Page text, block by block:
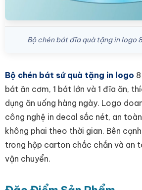
Bộ chén bát đĩa quà tặng in logo
Bộ chén bát sứ quà tặng in logo
bát ăn cơm, 1 bát lớn và 1 đĩa ăn,
dụng ăn uống hàng ngày. Logo
công nghệ in decal sắc nét, an
không phai theo thời gian. Bên
trong hộp carton chắc chắn và an
vận chuyển.